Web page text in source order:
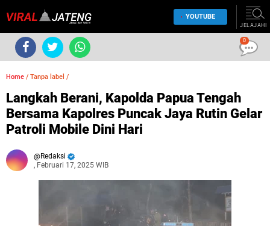
YOUTUBE
JELAJAHI
Home / Tanpa label /
Langkah Berani, Kapolda Papua Tengah
Bersama Kapolres Puncak Jaya Rutin Gelar
Patroli Mobile Dini Hari
Redaksi
, Februari 17, 2025 WIB
0